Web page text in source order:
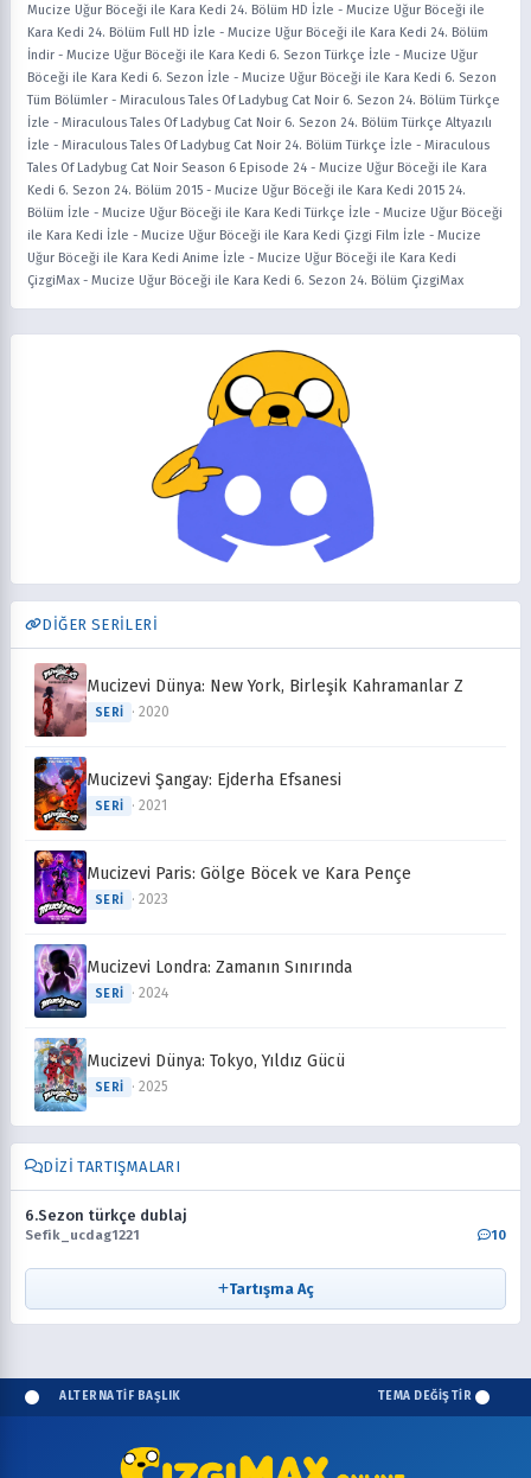
Mucize Uğur Böceği ile Kara Kedi 24. Bölüm HD İzle - Mucize Uğur Böceği ile
Kara Kedi 24. Bölüm Full HD İzle - Mucize Uğur Böceği ile Kara Kedi 24. Bölüm
İndir - Mucize Uğur Böceği ile Kara Kedi 6. Sezon Türkçe İzle - Mucize Uğur
Böceği ile Kara Kedi 6. Sezon İzle - Mucize Uğur Böceği ile Kara Kedi 6. Sezon
Tüm Bölümler - Miraculous Tales Of Ladybug Cat Noir 6. Sezon 24. Bölüm Türkçe
İzle - Miraculous Tales Of Ladybug Cat Noir 6. Sezon 24. Bölüm Türkçe Altyazılı
İzle - Miraculous Tales Of Ladybug Cat Noir 24. Bölüm Türkçe İzle - Miraculous
Tales Of Ladybug Cat Noir Season 6 Episode 24 - Mucize Uğur Böceği ile Kara
Kedi 6. Sezon 24. Bölüm 2015 - Mucize Uğur Böceği ile Kara Kedi 2015 24.
Bölüm İzle - Mucize Uğur Böceği ile Kara Kedi Türkçe İzle - Mucize Uğur Böceği
ile Kara Kedi İzle - Mucize Uğur Böceği ile Kara Kedi Çizgi Film İzle - Mucize
Uğur Böceği ile Kara Kedi Anime İzle - Mucize Uğur Böceği ile Kara Kedi
ÇizgiMax - Mucize Uğur Böceği ile Kara Kedi 6. Sezon 24. Bölüm ÇizgiMax
DİĞER SERİLERİ
Mucizevi Dünya: New York, Birleşik Kahramanlar Z
SERI · 2020
Mucizevi Şangay: Ejderha Efsanesi
SERI · 2021
Mucizevi Paris: Gölge Böcek ve Kara Pençe
SERI · 2023
Mucizevi Londra: Zamanın Sınırında
SERI · 2024
Mucizevi Dünya: Tokyo, Yıldız Gücü
SERI · 2025
DIZI TARTIŞMALARI
6.Sezon türkçe dublaj
Sefik_ucdag1221 10
Tartışma Aç
ALTERNATİF BAŞLIK TEMA DEĞİŞTİR